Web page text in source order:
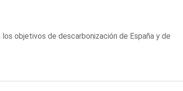
objetivos de descarbonización de España y de